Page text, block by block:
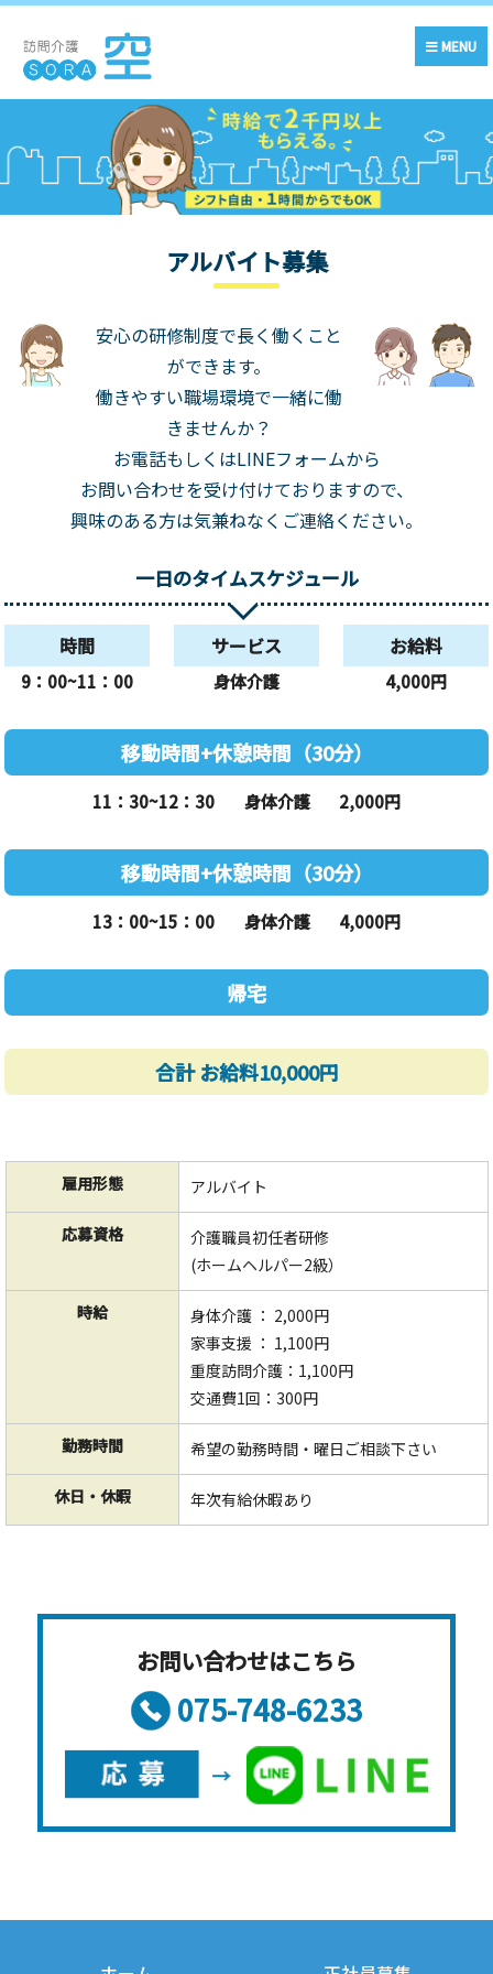
MENU
アルバイト募集
安心の研修制度で長く働くこと
ができます。
働きやすい職場環境で一緒に働
きませんか？
お電話もしくはLINEフォームから
お問い合わせを受け付けておりますので、
興味のある方は気兼ねなくご連絡ください。
一日のタイムスケジュール
時間
9：00~11：00
サービス
身体介護
お給料
4,000円
移動時間+休憩時間（30分）
11：30~12：30 身体介護 2,000円
移動時間+休憩時間（30分）
13：00~15：00 身体介護 4,000円
帰宅
合計 お給料10,000円
雇用形態 アルバイト
応募資格
介護職員初任者研修
(ホームヘルパー2級）
時給
身体介護 ： 2,000円
家事支援 ： 1,100円
重度訪問介護：1,100円
交通費1回：300円
勤務時間 希望の勤務時間・曜日ご相談下さい
休日・休暇 年次有給休暇あり
お問い合わせはこちら
075-748-6233